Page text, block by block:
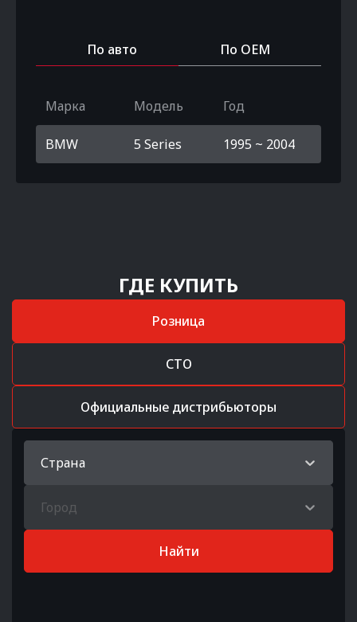
По авто По OEM
Марка Модель Год
BMW 5 Series 1995 ~ 2004
ГДЕ КУПИТЬ
Розница
СТО
Официальные дистрибьюторы
Страна
Город
Найти